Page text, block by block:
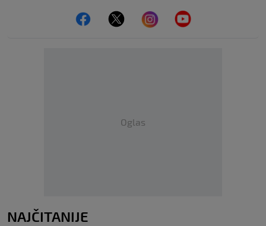
Oglas
NAJČITANIJE